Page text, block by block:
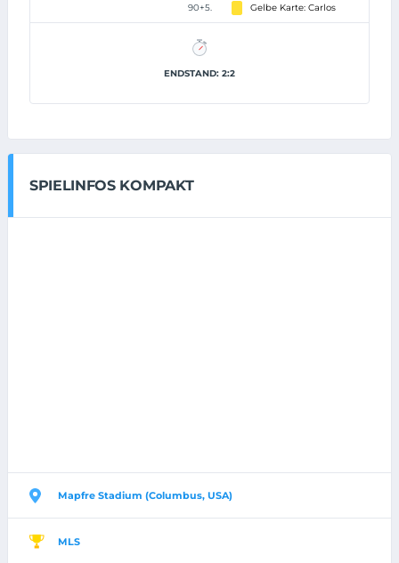
90+5. Gelbe Karte: Carlos
ENDSTAND: 2:2
SPIELINFOS KOMPAKT
Mapfre Stadium (Columbus, USA)
MLS